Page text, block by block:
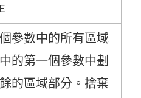
參數中的所有區域
的第一個參數中劃
的區域部分。捨棄